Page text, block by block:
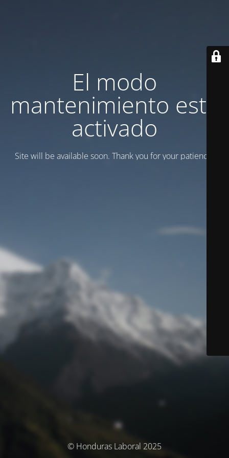
El modo
mantenimiento está
activado
Site will be available soon. Thank you for your patience!
© Honduras Laboral 2025